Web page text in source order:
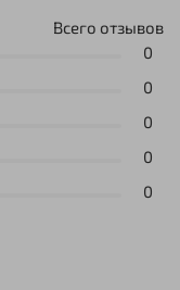
Всего отзывов
0
0
0
0
0